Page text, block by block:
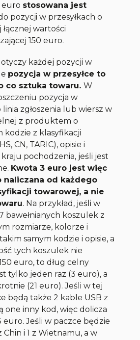
euro stosowana jest
pozycji w przesyłkach o
wartości
150 euro.
każdej pozycji w
pozycja w przesyłce to
co sztuka towaru.W
pozycja w
linia zgłoszenia lub wiersz w
z produktem o
kodzie z klasyfikacji
CN, TARIC), opisie i
pochodzenia, jeśli jest
Kwota 3 euro jest więc
naliczana od każdego
towarowej, a nie
. Na przykład, jeśli w
bawełnianych koszulek z
rozmiarze, kolorze i
samym kodzie i opisie, a
tych koszulek nie
euro, to dług celny
tylko jeden raz (3 euro), a
(21 euro). Jeśli w tej
będą także 2 kable USB z
one inny kod, więc dolicza
euro. Jeśli w paczce będzie
Chin i 1 z Wietnamu, a w